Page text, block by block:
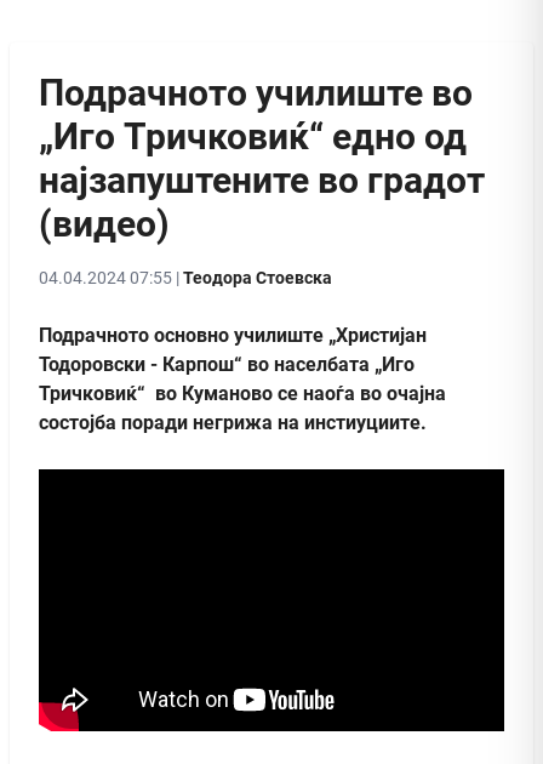
Подрачното училиште во
„Иго Тричковиќ“ едно од
најзапуштените во градот
(видео)
04.04.2024 07:55 |Теодора Стоевска
Подрачното основно училиште „Христијан
Тодоровски - Карпош“ во населбата „Иго
Тричковиќ“ во Куманово се наоѓа во очајна
состојба поради негрижа на инстиуциите.